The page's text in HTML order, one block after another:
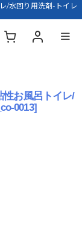
/水回り用洗剤-トイレ
性お風呂トイレ/
0013]